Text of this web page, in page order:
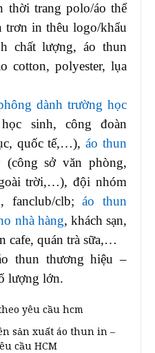
thời trang polo/áo thể
trơn in thêu logo/khẩu
chất lượng, áo thun
cotton, polyester, lụa
dành trường học
sinh, công đoàn
quốc tế,…),áo thun
(công sở văn phòng,
trời,…), đội nhóm
fanclub/clb;áo thun
nhà hàng, khách sạn,
cafe, quán trà sữa,…
thun thương hiệu –
lượng lớn.
sản xuất áo thun in –
cầu HCM